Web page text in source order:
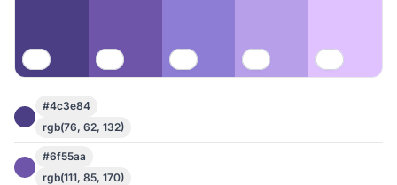
#4c3e84
rgb(76, 62, 132)
#6f55aa
rgb(111, 85, 170)